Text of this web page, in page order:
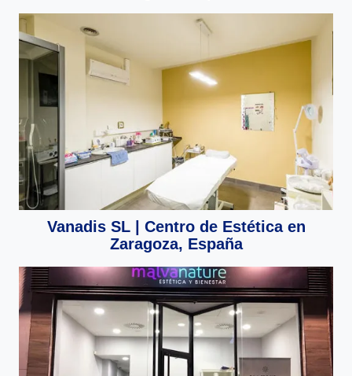
Vanadis SL | Centro de Estética en
Zaragoza, España